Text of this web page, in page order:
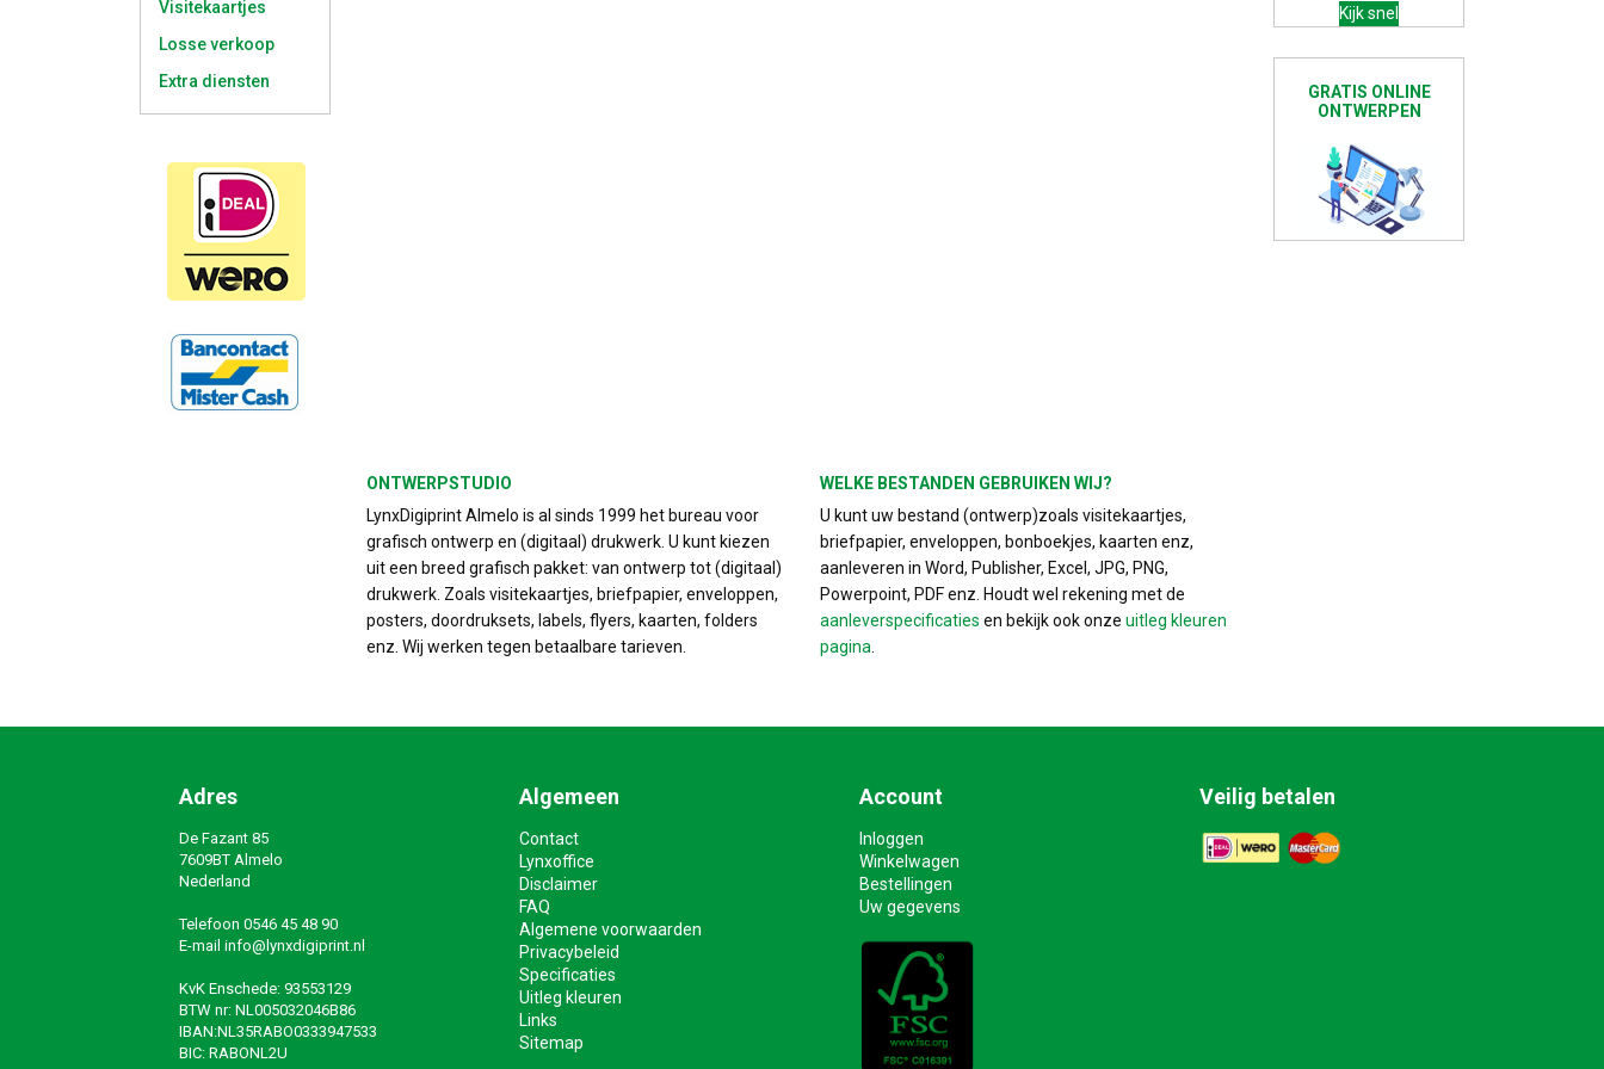
Visitekaartjes
Losse verkoop
Extra diensten
Kijk snel
GRATIS ONLINE
ONTWERPEN
ONTWERPSTUDIO
LynxDigiprint Almelo is al sinds 1999 het bureau voor
grafisch ontwerp en (digitaal) drukwerk. U kunt kiezen
uit een breed grafisch pakket: van ontwerp tot (digitaal)
drukwerk. Zoals visitekaartjes, briefpapier, enveloppen,
posters, doordruksets, labels, flyers, kaarten, folders
enz. Wij werken tegen betaalbare tarieven.
WELKE BESTANDEN GEBRUIKEN WIJ?
U kunt uw bestand (ontwerp)zoals visitekaartjes,
briefpapier, enveloppen, bonboekjes, kaarten enz,
aanleveren in Word, Publisher, Excel, JPG, PNG,
Powerpoint, PDF enz. Houdt wel rekening met de
aanleverspecificaties en bekijk ook onze uitleg kleuren
pagina
Adres
De Fazant 85
7609BT Almelo
Nederland
Telefoon 0546 45 48 90
E-mail info@lynxdigiprint.nl
KvK Enschede: 93553129
BTW nr: NL005032046B86
IBAN:NL35RABO0333947533
BIC: RABONL2U
Algemeen
Contact
Lynxoffice
Disclaimer
FAQ
Algemene voorwaarden
Privacybeleid
Specificaties
Uitleg kleuren
Links
Sitemap
Account
Inloggen
Winkelwagen
Bestellingen
Uw gegevens
Veilig betalen